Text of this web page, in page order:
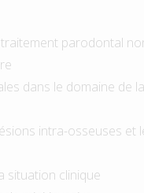
parodontal
dans le domaine de
intra-osseuses et
situation clinique